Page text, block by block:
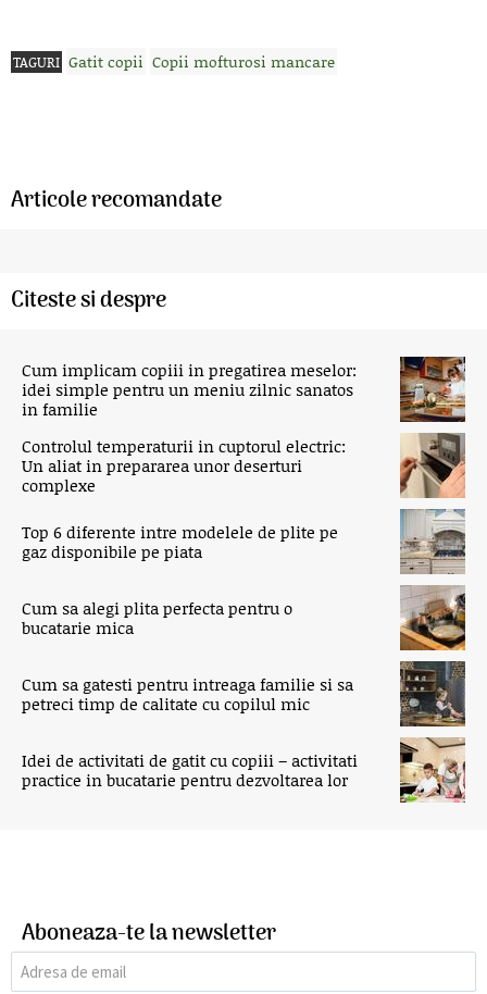
TAGURI Gatit copii Copii mofturosi mancare
Articole recomandate
Citeste si despre
Cum implicam copiii in pregatirea meselor:
idei simple pentru un meniu zilnic sanatos
in familie
Controlul temperaturii in cuptorul electric:
Un aliat in prepararea unor deserturi
complexe
Top 6 diferente intre modelele de plite pe
gaz disponibile pe piata
Cum sa alegi plita perfecta pentru o
bucatarie mica
Cum sa gatesti pentru intreaga familie si sa
petreci timp de calitate cu copilul mic
Idei de activitati de gatit cu copiii – activitati
practice in bucatarie pentru dezvoltarea lor
Aboneaza-te la newsletter